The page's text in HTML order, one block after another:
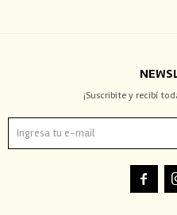
¡Suscribite y recibí
